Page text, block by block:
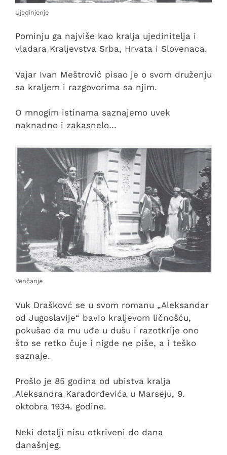
Ujedinjenje
Pominju ga najviše kao kralja ujedinitelja i
vladara Kraljevstva Srba, Hrvata i Slovenaca.
Vajar Ivan Meštrović pisao je o svom druženju
sa kraljem i razgovorima sa njim.
O mnogim istinama saznajemo uvek
naknadno i zakasnelo…
Venčanje
Vuk Draškovć se u svom romanu „Aleksandar
od Jugoslavije“ bavio kraljevom ličnošću,
pokušao da mu uđe u dušu i razotkrije ono
što se retko čuje i nigde ne piše, a i teško
saznaje.
Prošlo je 85 godina od ubistva kralja
Aleksandra Karađorđevića u Marseju, 9.
oktobra 1934. godine.
Neki detalji nisu otkriveni do dana
današnjeg.